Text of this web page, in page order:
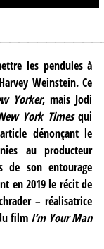
les pendules à
Weinstein. Ce
Yorker, mais Jodi
York Timesqui
dénonçant le
au producteur
de son entourage
en 2019 le récit de
– réalisatrice
film I’m Your Man